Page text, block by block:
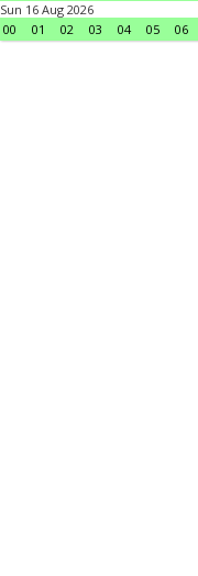
Sun 16 Aug 2026
00
01 02 03 04 05 06